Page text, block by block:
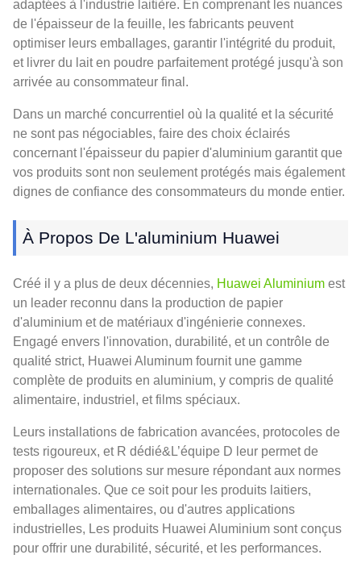
adaptées à l'industrie laitière. En comprenant les nuances
de l'épaisseur de la feuille, les fabricants peuvent
optimiser leurs emballages, garantir l'intégrité du produit,
et livrer du lait en poudre parfaitement protégé jusqu'à son
arrivée au consommateur final.
Dans un marché concurrentiel où la qualité et la sécurité
ne sont pas négociables, faire des choix éclairés
concernant l'épaisseur du papier d'aluminium garantit que
vos produits sont non seulement protégés mais également
dignes de confiance des consommateurs du monde entier.
À Propos De L'aluminium Huawei
Créé il y a plus de deux décennies, Huawei Aluminium est
un leader reconnu dans la production de papier
d'aluminium et de matériaux d'ingénierie connexes.
Engagé envers l'innovation, durabilité, et un contrôle de
qualité strict, Huawei Aluminum fournit une gamme
complète de produits en aluminium, y compris de qualité
alimentaire, industriel, et films spéciaux.
Leurs installations de fabrication avancées, protocoles de
tests rigoureux, et R dédié&L’équipe D leur permet de
proposer des solutions sur mesure répondant aux normes
internationales. Que ce soit pour les produits laitiers,
emballages alimentaires, ou d'autres applications
industrielles, Les produits Huawei Aluminium sont conçus
pour offrir une durabilité, sécurité, et les performances.